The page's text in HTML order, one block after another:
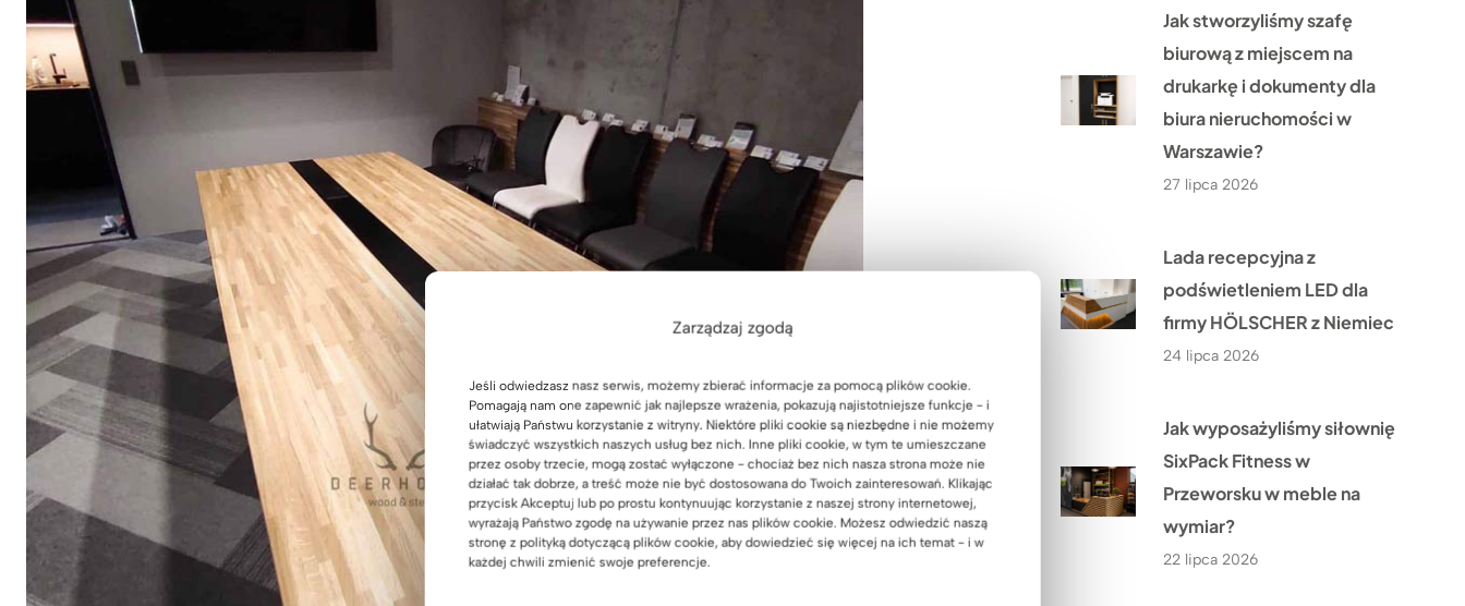
Zarządzaj zgodą
Jeśli odwiedzasz nasz serwis, możemy zbierać informacje za pomocą plików cookie.
Pomagają nam one zapewnić jak najlepsze wrażenia, pokazują najistotniejsze funkcje - i
ułatwiają Państwu korzystanie z witryny. Niektóre pliki cookie są niezbędne i nie możemy
świadczyć wszystkich naszych usług bez nich. Inne pliki cookie, w tym te umieszczane
przez osoby trzecie, mogą zostać wyłączone - chociaż bez nich nasza strona może nie
działać tak dobrze, a treść może nie być dostosowana do Twoich zainteresowań. Klikając
przycisk Akceptuj lub po prostu kontynuując korzystanie z naszej strony internetowej,
wyrażają Państwo zgodę na używanie przez nas plików cookie. Możesz odwiedzić naszą
stronę z polityką dotyczącą plików cookie, aby dowiedzieć się więcej na ich temat - i w
każdej chwili zmienić swoje preferencje.
Jak stworzyliśmy szafę
biurową z miejscem na
drukarkę i dokumenty dla
biura nieruchomości w
Warszawie?
27 lipca 2026
Lada recepcyjna z
podświetleniem LED dla
firmy HÖLSCHER z Niemiec
24 lipca 2026
Jak wyposażyliśmy siłownię
SixPack Fitness w
Przeworsku w meble na
wymiar?
22 lipca 2026